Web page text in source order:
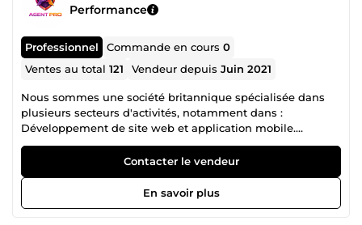
Performance
Professionnel Commande en cours0
Ventes au total121 Vendeur depuisJuin 2021
Nous sommes une société britannique spécialisée dans
plusieurs secteurs d'activités, notamment dans :
Développement de site web et application mobile.
Référencement google Ads et facebook Ads
Contacter le vendeur
En savoir plus